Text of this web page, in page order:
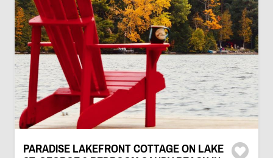
PARADISE LAKEFRONT COTTAGE ON LAKE